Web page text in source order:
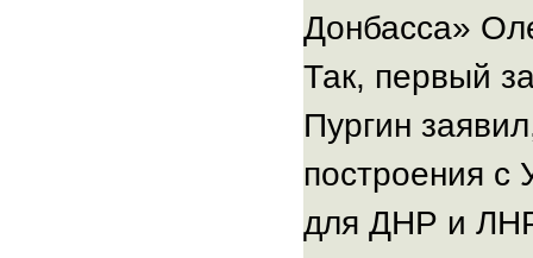
Донбасса»
Так, первый
Пургин
построения
для ДНР и